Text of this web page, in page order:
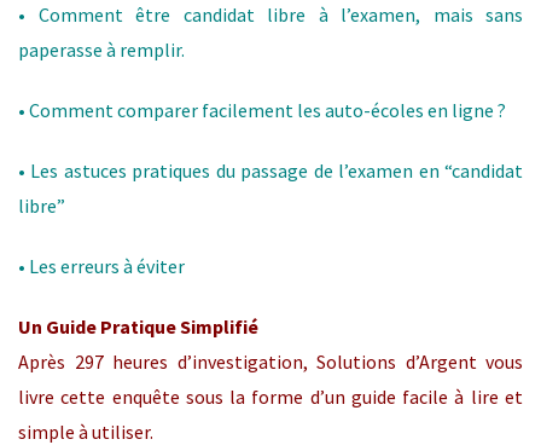
• Comment être candidat libre à l’examen, mais sans
paperasse à remplir.
• Comment comparer facilement les auto-écoles en ligne ?
• Les astuces pratiques du passage de l’examen en “candidat
libre”
• Les erreurs à éviter
Un Guide Pratique Simplifié
Après 297 heures d’investigation, Solutions d’Argent vous
livre cette enquête sous la forme d’un guide facile à lire et
simple à utiliser.